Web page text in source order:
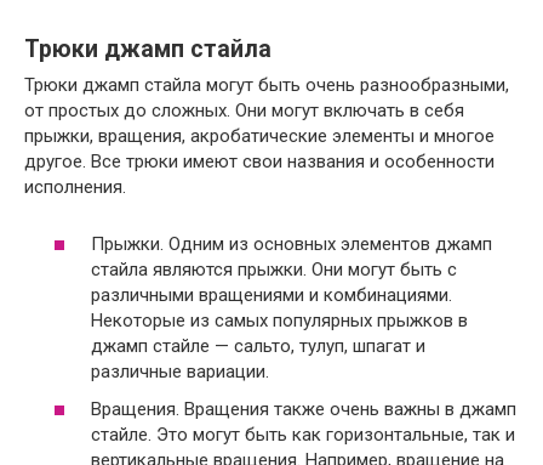
Трюки джамп стайла
Трюки джамп стайла могут быть очень разнообразными,
от простых до сложных. Они могут включать в себя
прыжки, вращения, акробатические элементы и многое
другое. Все трюки имеют свои названия и особенности
исполнения.
Прыжки. Одним из основных элементов джамп
стайла являются прыжки. Они могут быть с
различными вращениями и комбинациями.
Некоторые из самых популярных прыжков в
джамп стайле — сальто, тулуп, шпагат и
различные вариации.
Вращения. Вращения также очень важны в джамп
стайле. Это могут быть как горизонтальные, так и
вертикальные вращения. Например, вращение на